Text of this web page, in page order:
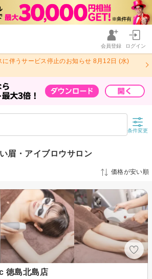
会員登録 ログイン
に伴うサービス停止のお知らせ 8月12日 (水)
条件変更
眉・アイブロウサロン
価格が安い順
徳島北島店